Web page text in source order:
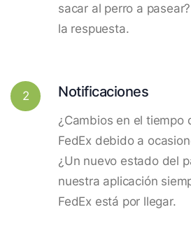
sacar al perro a
la respuesta.
2 Notificaciones
¿Cambios en el tiempo
FedEx debido a
¿Un nuevo estado del
nuestra aplicación
FedEx está por llegar.